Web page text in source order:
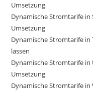
Umsetzung
Dynamische Stromtarife
Umsetzung
Dynamische Stromtarife
lassen
Dynamische Stromtarife
Umsetzung
Dynamische Stromtarife